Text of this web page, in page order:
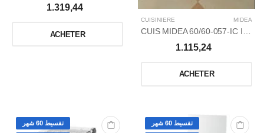
1.319,44
ACHETER
CUISINIERE MIDEA
1.115,24
ACHETER
تقسيط 60 شهر تقسيط 60 شهر